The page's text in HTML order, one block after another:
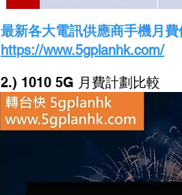
最新各大電訊供應商手機月
https://www.5gplanhk.com/
2.) 1010 5G 月費計劃比較